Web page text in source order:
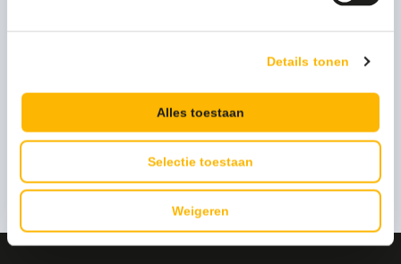
Details tonen
Alles toestaan
Selectie toestaan
Weigeren
Persoonlijk advies nodig?
Stel een vraag